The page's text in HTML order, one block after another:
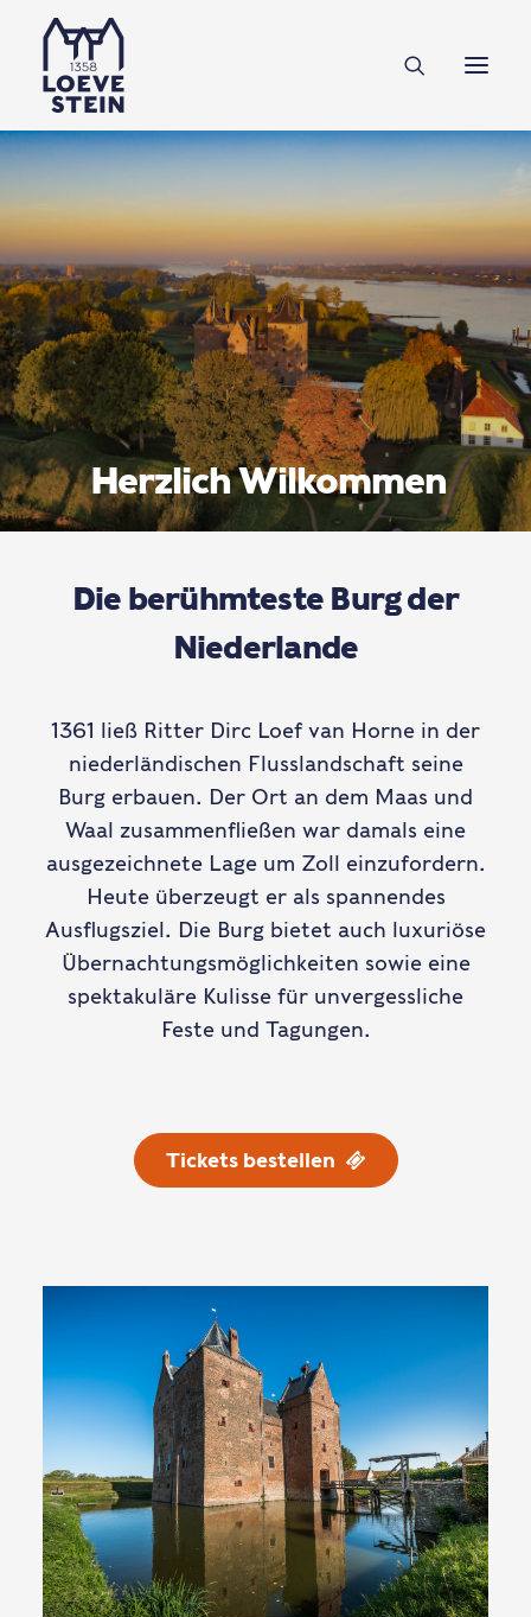
NL
Tickets
Herzlich Wilkommen
Die berühmteste Burg der
Niederlande
1361 ließ Ritter Dirc Loef van Horne in der
niederländischen Flusslandschaft seine
Burg erbauen. Der Ort an dem Maas und
Waal zusammenfließen war damals eine
ausgezeichnete Lage um Zoll einzufordern.
Heute überzeugt er als spannendes
Ausflugsziel. Die Burg bietet auch luxuriöse
Übernachtungsmöglichkeiten sowie eine
spektakuläre Kulisse für unvergessliche
Feste und Tagungen.
Tickets bestellen